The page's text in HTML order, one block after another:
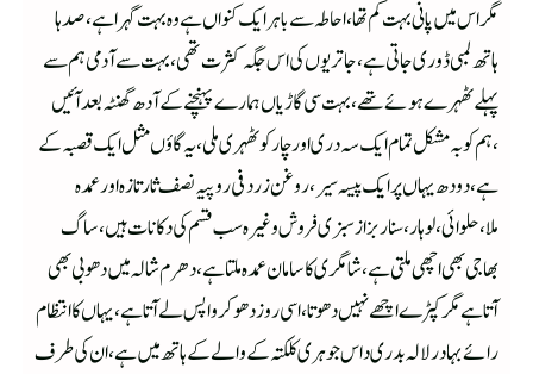
مگر اس میں پانی بہت کم تھا،احاطہ سے باہر ایک کنواں ہے وہ بہت گہرا ہے ،صدہا
ہاتھ لمبی ڈوری جاتی ہے،جاتریوں کی اس جگہ کثرت تھی،بہت سے آدمی ہم سے
پہلے ٹھہرے ہوئے تھے،بہت سی گاڑیا ں ہمارے پہنچنے کے آد ھ گھنٹہ بعدآئیں
،ہم کو بہ مشکل تمام ایک سہ دری اور چار کوٹھہری ملی،یہ گاؤں مثل ایک قصبہ کے
ہے،دودھ یہاں پر ایک پیسہ سیر ،روغن زرد فی روپیہ نصف ثار تازہ اور عمدہ
ملا،حلوائی،لوہار،سنار بزاز سبزی فروش وغیرہ سب قسم کی دکانات ہیں ،ساگ
بھاجی بھی اچھی ملتی ہے،شامگری کاسامان عمدہ ملتا ہے، دھرم شالہ میں دھوبی بھی
آتا ہے مگرکپڑے اچھے نہیں دھوتا،اسی روز دھو کر واپس لے آتا ہے،یہاں کا انتظام
رائے بہادر لالہ بدری داس جوہری کلکتہ کے والے کے ہاتھ میں ہے،ان کی طرف